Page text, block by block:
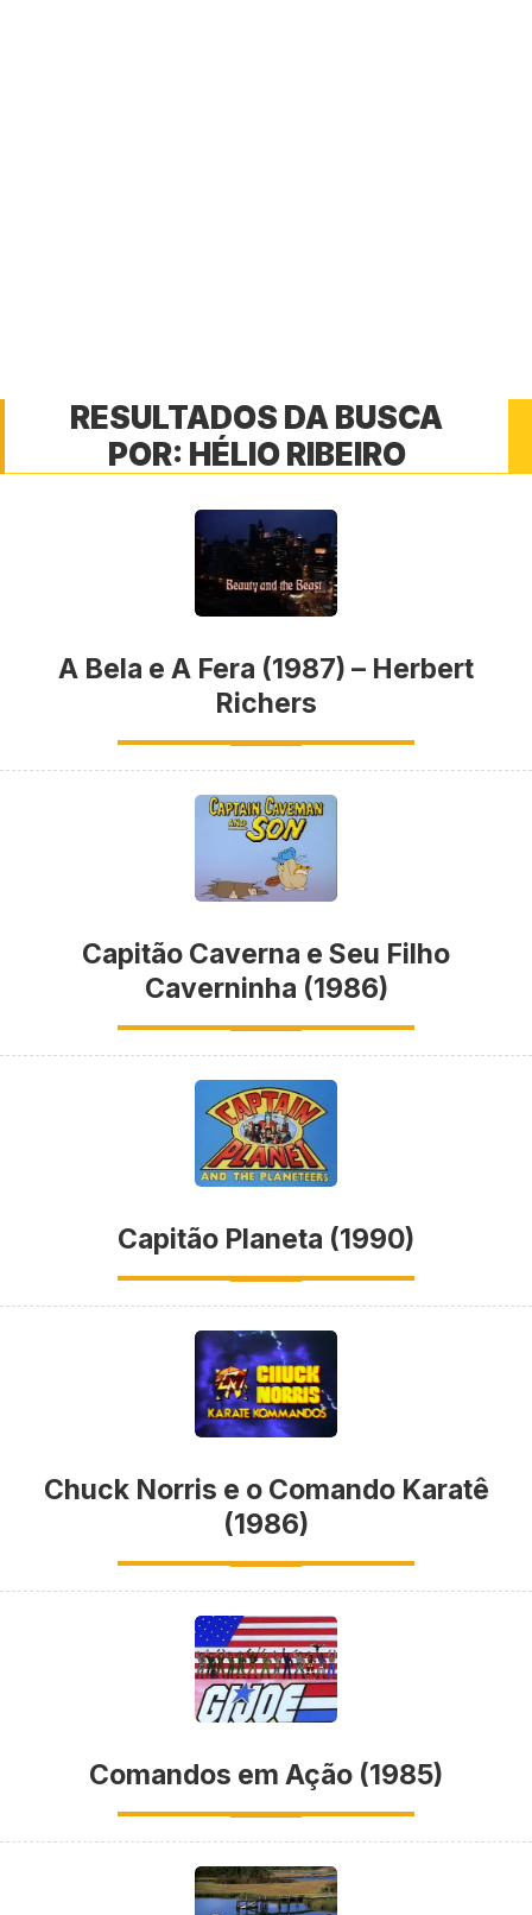
RESULTADOS DA BUSCA
POR: HÉLIO RIBEIRO
A Bela e A Fera (1987) – Herbert
Richers
Capitão Caverna e Seu Filho
Caverninha (1986)
Capitão Planeta (1990)
Chuck Norris e o Comando Karatê
(1986)
Comandos em Ação (1985)